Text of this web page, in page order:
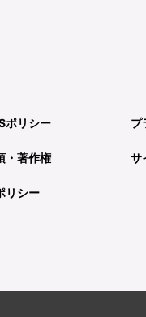
ポリシー プ
・著作権 サ
リシー